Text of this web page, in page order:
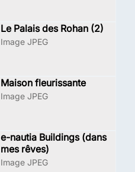
Le Palais des Rohan (2)
Image JPEG
Maison fleurissante
Image JPEG
e-nautia Buildings (dans
mes rêves)
Image JPEG